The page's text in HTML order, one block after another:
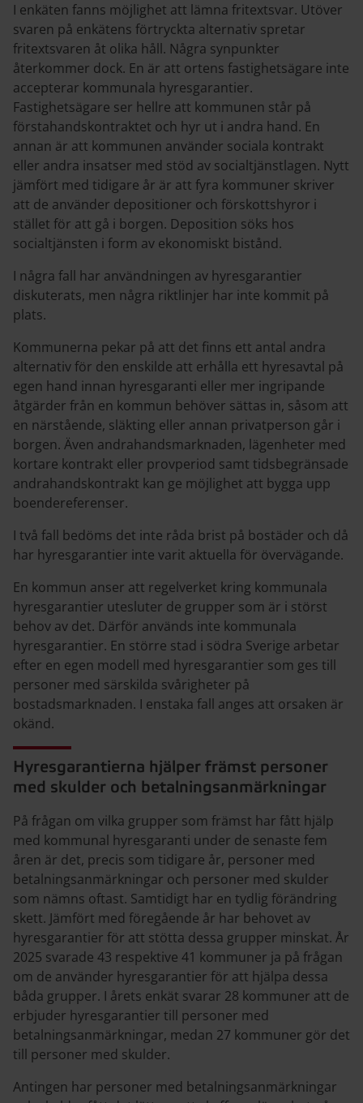
I enkäten fanns möjlighet att lämna fritextsvar. Utöver
svaren på enkätens förtryckta alternativ spretar
fritextsvaren åt olika håll. Några synpunkter
återkommer dock. En är att ortens fastighetsägare inte
accepterar kommunala hyresgarantier.
Fastighetsägare ser hellre att kommunen står på
förstahandskontraktet och hyr ut i andra hand. En
annan är att kommunen använder sociala kontrakt
eller andra insatser med stöd av socialtjänstlagen. Nytt
jämfört med tidigare år är att fyra kommuner skriver
att de använder depositioner och förskottshyror i
stället för att gå i borgen. Deposition söks hos
socialtjänsten i form av ekonomiskt bistånd.
I några fall har användningen av hyresgarantier
diskuterats, men några riktlinjer har inte kommit på
plats.
Kommunerna pekar på att det finns ett antal andra
alternativ för den enskilde att erhålla ett hyresavtal på
egen hand innan hyresgaranti eller mer ingripande
åtgärder från en kommun behöver sättas in, såsom att
en närstående, släkting eller annan privatperson går i
borgen. Även andrahandsmarknaden, lägenheter med
kortare kontrakt eller provperiod samt tidsbegränsade
andrahandskontrakt kan ge möjlighet att bygga upp
boendereferenser.
I två fall bedöms det inte råda brist på bostäder och då
har hyresgarantier inte varit aktuella för övervägande.
En kommun anser att regelverket kring kommunala
hyresgarantier utesluter de grupper som är i störst
behov av det. Därför används inte kommunala
hyresgarantier. En större stad i södra Sverige arbetar
efter en egen modell med hyresgarantier som ges till
personer med särskilda svårigheter på
bostadsmarknaden. I enstaka fall anges att orsaken är
okänd.
Hyresgarantierna hjälper främst personer
med skulder och betalningsanmärkningar
På frågan om vilka grupper som främst har fått hjälp
med kommunal hyresgaranti under de senaste fem
åren är det, precis som tidigare år, personer med
betalningsanmärkningar och personer med skulder
som nämns oftast. Samtidigt har en tydlig förändring
skett. Jämfört med föregående år har behovet av
hyresgarantier för att stötta dessa grupper minskat. År
2025 svarade 43 respektive 41 kommuner ja på frågan
om de använder hyresgarantier för att hjälpa dessa
båda grupper. I årets enkät svarar 28 kommuner att de
erbjuder hyresgarantier till personer med
betalningsanmärkningar, medan 27 kommuner gör det
till personer med skulder.
Antingen har personer med betalningsanmärkningar